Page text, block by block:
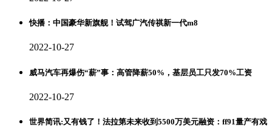
快播：中国豪华新旗舰！试驾广汽传祺新一代m8
2022-10-27
威马汽车再爆伤“薪”事：高管降薪50%，基层员工只发70%工资
2022-10-27
世界简讯:又有钱了！法拉第未来收到5500万美元融资：ff91量产有戏